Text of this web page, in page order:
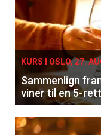
KURS I OSLO, 27.
Sammenlign
viner til en 5-